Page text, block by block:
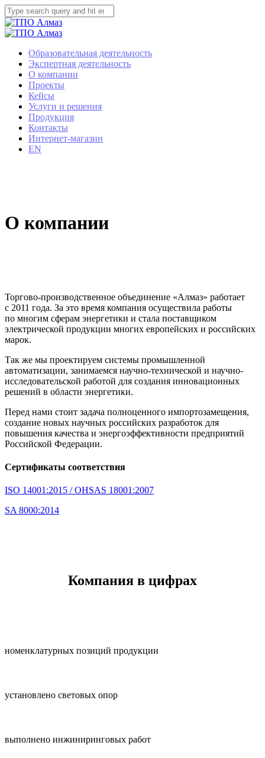
Образовательная деятельность
Экспертная деятельность
О компании
Проекты
Кейсы
Услуги и решения
Продукция
Контакты
Интернет-магазин
EN
О компании
Торгово-производственное объединение «Алмаз» работает
с 2011 года. За это время компания осуществила работы
по многим сферам энергетики и стала поставщиком
электрической продукции многих европейских и российских
марок.
Так же мы проектируем системы промышленной
автоматизации, занимаемся научно-технической и научно-
исследовательской работой для создания инновационных
решений в области энергетики.
Перед нами стоит задача полноценного импортозамещения,
создание новых научных российских разработок для
повышения качества и энергоэффективности предприятий
Российской Федерации.
Сертификаты соответствия
ISO 14001:2015 / OHSAS 18001:2007
SA 8000:2014
Компания в цифрах
номенклатурных позиций продукции
установлено световых опор
выполнено инжиниринговых работ